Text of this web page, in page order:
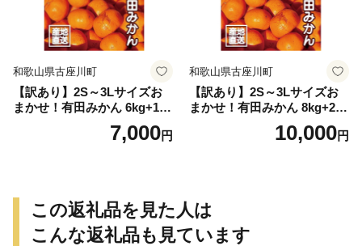
和歌山県古座川町
【訳あり】2S～3Lサイズお
まかせ！有田みかん 6kg+1kg
保証分 11月から12月下旬ま
でに順次発送致します。 / 訳
7,000円
和歌山県古座川町
【訳あり】2S～3Lサイズお
まかせ！有田みかん 8kg+2kg
保証分 11月から12月下旬ま
でに順次発送致します。 / 訳
10,000円
この返礼品を見た人は
こんな返礼品も見ています